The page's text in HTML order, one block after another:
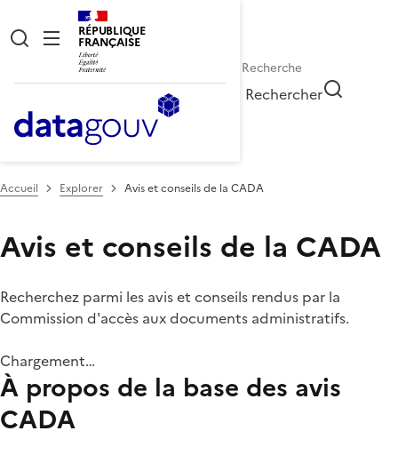
RÉPUBLIQUE
FRANÇAISE
Rechercher
Accueil Explorer Avis et conseils de la CADA
Avis et conseils de la CADA
Recherchez parmi les avis et conseils rendus par la
Commission d'accès aux documents administratifs.
Chargement…
À propos de la base des avis
CADA